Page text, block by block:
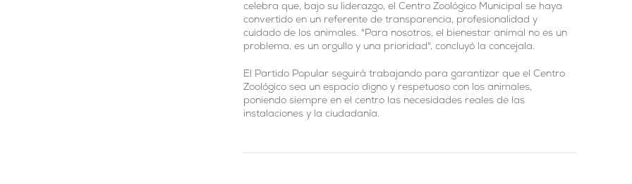
celebra que, bajo su liderazgo, el Centro Zoológico Municipal se haya
convertido en un referente de transparencia, profesionalidad y
cuidado de los animales. "Para nosotros, el bienestar animal no es un
problema, es un orgullo y una prioridad", concluyó la concejala.
El Partido Popular seguirá trabajando para garantizar que el Centro
Zoológico sea un espacio digno y respetuoso con los animales,
poniendo siempre en el centro las necesidades reales de las
instalaciones y la ciudadanía.